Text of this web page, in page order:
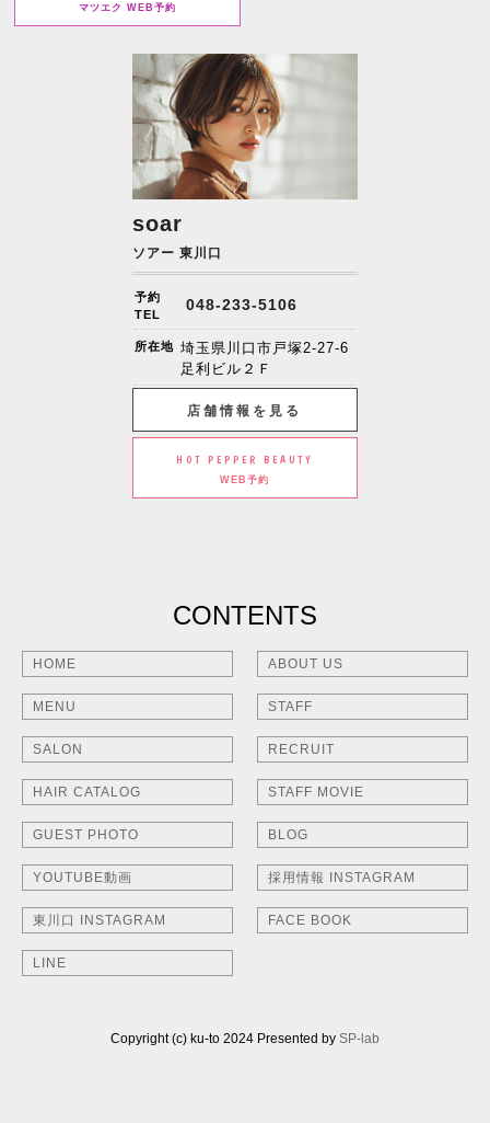
マツエク WEB予約
soar
ソアー 東川口
予約
TEL
048-233-5106
所在地 埼玉県川口市戸塚2-27-6
足利ビル２Ｆ
店舗情報を見る
HOT PEPPER BEAUTY
WEB予約
CONTENTS
HOME ABOUT US
MENU STAFF
SALON RECRUIT
HAIR CATALOG STAFF MOVIE
GUEST PHOTO BLOG
YOUTUBE動画 採用情報 INSTAGRAM
東川口 INSTAGRAM FACE BOOK
LINE
Copyright (c) ku-to 2024 Presented by SP-lab